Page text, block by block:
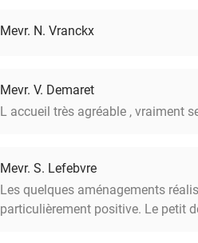
Mevr. N. Vranckx
Mevr. V. Demaret
L accueil très agréable , vraiment
Mevr. S. Lefebvre
Les quelques aménagements
particulièrement positive. Le petit